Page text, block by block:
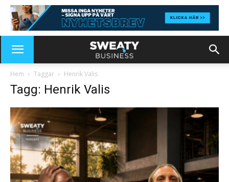
Hem Taggar Henrik Valis
Tagg: Henrik Valis